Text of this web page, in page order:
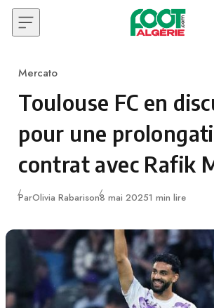
Skip to content
Category
Mercato
Toulouse FC en
pour une
contrat avec Rafik
ParOlivia RabarisonPublié
8 mai 20251 min lire